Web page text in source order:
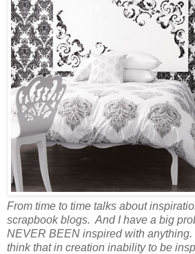
From time to time talks about
scrapbook blogs. And I have a big
NEVER BEEN inspired with anything.
think that in creation inability to be